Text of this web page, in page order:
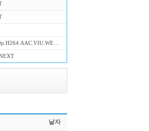
DL-LoveBug
날자